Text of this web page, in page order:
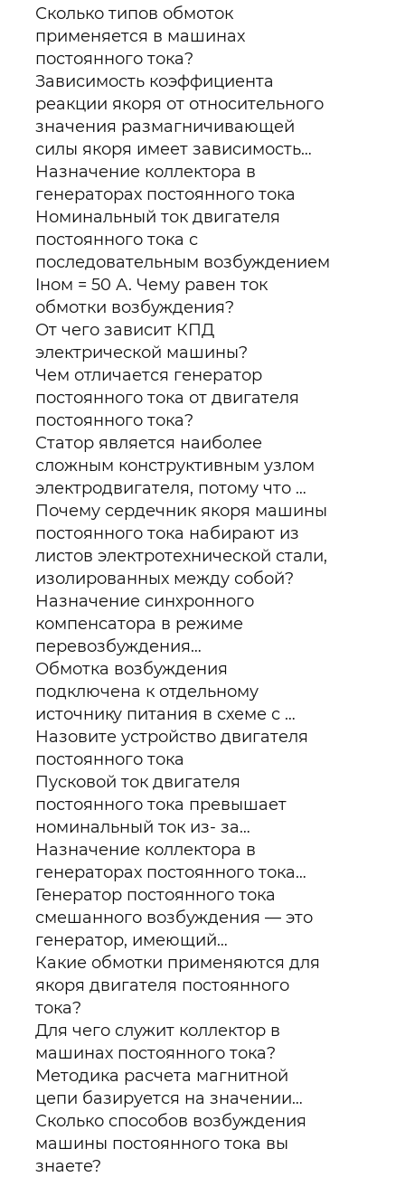
Сколько типов обмоток
применяется в машинах
постоянного тока?
Зависимость коэффициента
реакции якоря от относительного
значения размагничивающей
силы якоря имеет зависимость…
Назначение коллектора в
генераторах постоянного тока
Номинальный ток двигателя
постоянного тока с
последовательным возбуждением
Iном = 50 А. Чему равен ток
обмотки возбуждения?
От чего зависит КПД
электрической машины?
Чем отличается генератор
постоянного тока от двигателя
постоянного тока?
Статор является наиболее
сложным конструктивным узлом
электродвигателя, потому что …
Почему сердечник якоря машины
постоянного тока набирают из
листов электротехнической стали,
изолированных между собой?
Назначение синхронного
компенсатора в режиме
перевозбуждения…
Обмотка возбуждения
подключена к отдельному
источнику питания в схеме с …
Назовите устройство двигателя
постоянного тока
Пусковой ток двигателя
постоянного тока превышает
номинальный ток из- за…
Назначение коллектора в
генераторах постоянного тока…
Генератор постоянного тока
смешанного возбуждения — это
генератор, имеющий…
Какие обмотки применяются для
якоря двигателя постоянного
тока?
Для чего служит коллектор в
машинах постоянного тока?
Методика расчета магнитной
цепи базируется на значении…
Сколько способов возбуждения
машины постоянного тока вы
знаете?